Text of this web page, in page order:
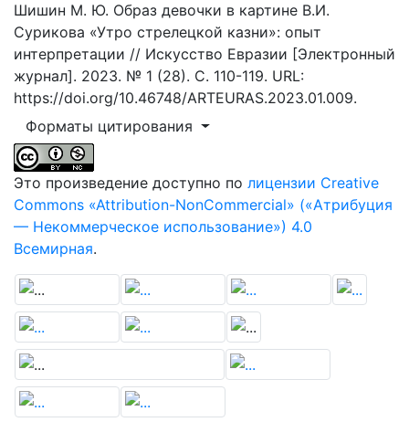
Шишин М. Ю. Образ девочки в картине В.И.
Сурикова «Утро стрелецкой казни»: опыт
интерпретации // Искусство Евразии [Электронный
журнал]. 2023. № 1 (28). С. 110-119. URL:
https://doi.org/10.46748/ARTEURAS.2023.01.009.
Форматы цитирования
Это произведение доступно по лицензии Creative
Commons «Attribution-NonCommercial» («Атрибуция
— Некоммерческое использование») 4.0
Всемирная.